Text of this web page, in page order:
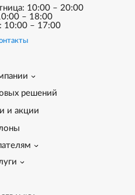
10:00 – 20:00
– 18:00
10:00 – 17:00
решений
и акции